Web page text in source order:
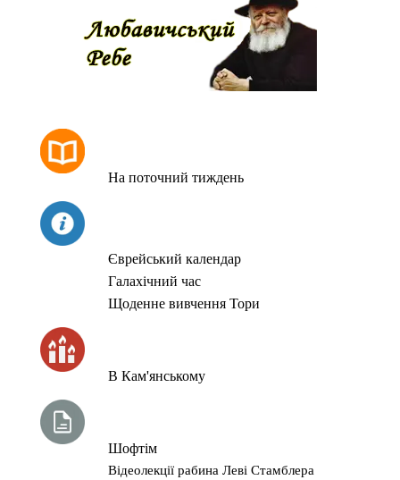
На поточний тиждень
Єврейський календар
Галахічний час
Щоденне вивчення Тори
В Кам'янському
Шофтім
Відеолекції рабина Леві Стамблера